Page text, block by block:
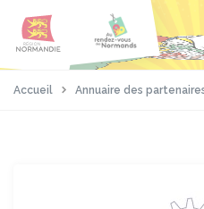
contenu
pied
Accueil Annuaire des
Panneau de gestion des